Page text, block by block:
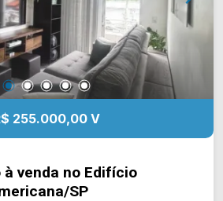
255.000,00 V
venda no Edifício
SP